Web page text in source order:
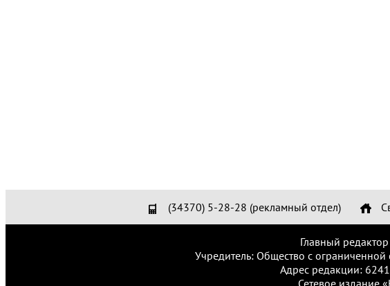
(34370) 5-28-28 (рекламный отдел)
Главный
Учредитель: Общество с ограниченной
Адрес редакции: